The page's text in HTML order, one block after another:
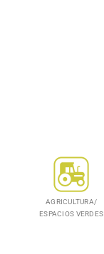
AGRICULTURA/
ESPACIOS VERDES